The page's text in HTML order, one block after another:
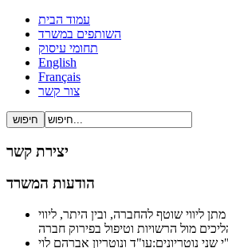
עמוד הבית
השותפים במשרד
תחומי עיסוק
English
Français
צור קשר
יצירת קשר
הודעות המשרד
ליווי שוטף להחברה, ובין היתר, ליווי
נוטריונים:עו"ד ונוטריון אברהם לוי